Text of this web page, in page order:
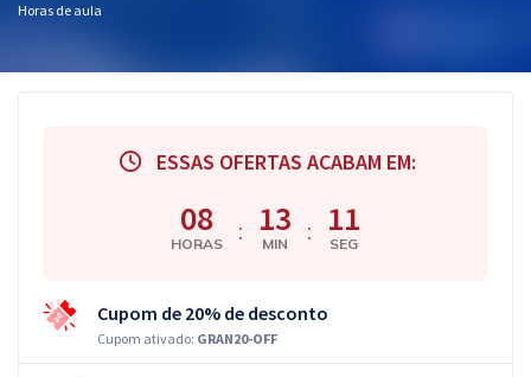
Horas de aula
ESSAS OFERTAS ACABAM EM:
08
HORAS : 13
MIN : 10
SEG
Cupom de 20% de desconto
Cupom ativado: GRAN20-OFF